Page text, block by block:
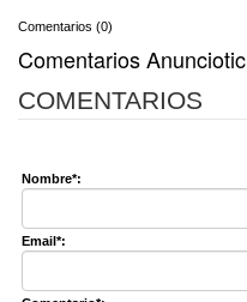
Comentarios (0)
Comentarios Anunciotic
COMENTARIOS
Nombre*:
Email*: